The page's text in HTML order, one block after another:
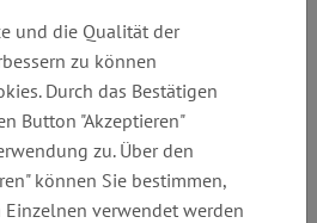
und die Qualität der
zu können
Durch das Bestätigen
Button "Akzeptieren"
zu. Über den
können Sie bestimmen,
verwendet werden